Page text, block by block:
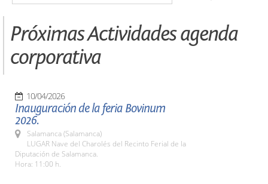
Próximas Actividades agenda
corporativa
10/04/2026
Inauguración de la feria Bovinum
2026.
Salamanca (Salamanca)
LUGAR Nave del Charolés del Recinto Ferial de la
Diputación de Salamanca.
Hora: 11:00 h.